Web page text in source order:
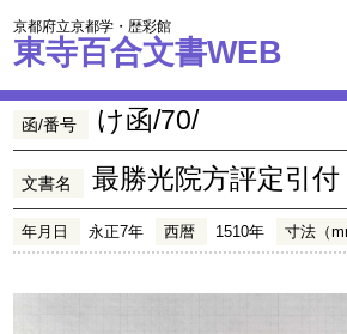
京都府立京都学・歴彩館
東寺百合文書WEB
函/番号 け函/70/
文書名 最勝光院方評定引付
年月日 永正7年 西暦 1510年 寸法（